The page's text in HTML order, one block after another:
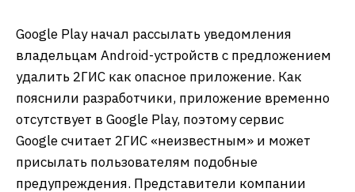
Google Play начал рассылать уведомления
владельцам Android-устройств с предложением
удалить 2ГИС как опасное приложение. Как
пояснили разработчики, приложение временно
отсутствует в Google Play, поэтому сервис
Google считает 2ГИС «неизвестным» и может
присылать пользователям подобные
предупреждения. Представители компании